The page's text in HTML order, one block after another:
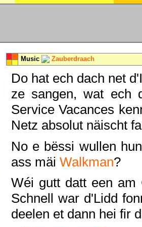
Music Zauberdraach
Do hat ech dach net
ze sangen, wat ech
Service Vacances
Netz absolut näischt
No e bëssi wullen
ass mäi Walkman?
Wéi gutt datt een am
Schnell war d'Lidd
deelen et dann hei fir